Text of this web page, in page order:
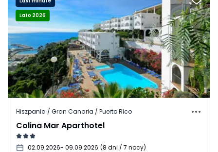
Lato 2026
Hiszpania / Gran Canaria / Puerto Rico
Colina Mar Aparthotel
02.09.2026- 09.09.2026 (8 dni / 7 nocy)